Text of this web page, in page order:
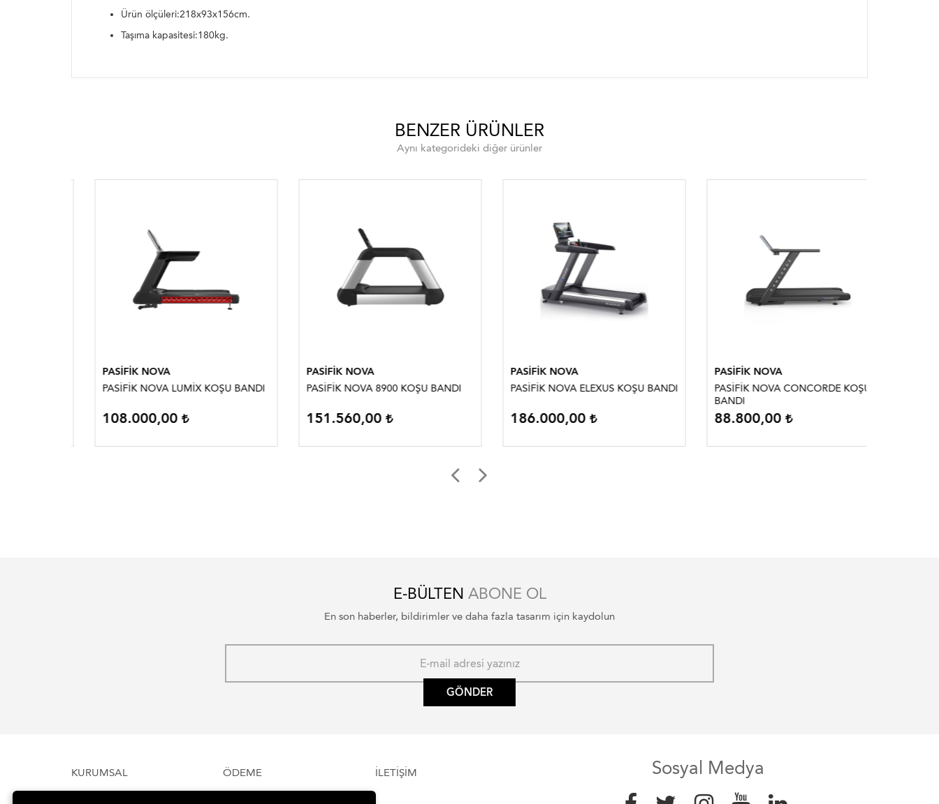
Ürün ölçüleri:218x93x156cm.
Taşıma kapasitesi:180kg.
BENZER ÜRÜNLER
Aynı kategorideki diğer ürünler
PASİFİK NOVA
PASİFİK NOVA LUMİX KOŞU BANDI
108.000,00
PASİFİK NOVA
PASİFİK NOVA 8900 KOŞU BANDI
151.560,00
PASİFİK NOVA
PASİFİK NOVA ELEXUS KOŞU BANDI
186.000,00
PASİFİK NOVA
PASİFİK NOVA CONCORDE KOŞU
BANDI
88.800,00
E-BÜLTEN ABONE OL
En son haberler, bildirimler ve daha fazla tasarım için kaydolun
GÖNDER
KURUMSAL ÖDEME İLETİŞİM Sosyal Medya